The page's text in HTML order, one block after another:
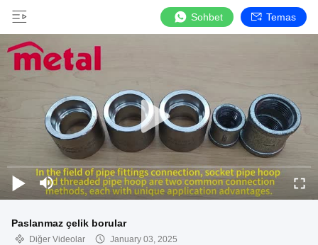
Sohbet Temas
Paslanmaz çelik borular
Diğer Videolar January 03, 2025